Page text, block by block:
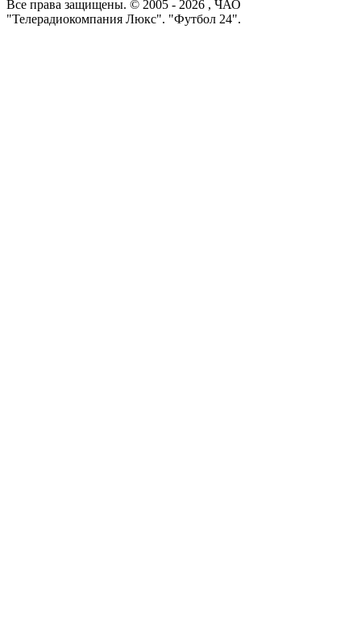
Все права защищены. © 2005 - 2026 , ЧАО
"Телерадиокомпания Люкс". "Футбол 24".